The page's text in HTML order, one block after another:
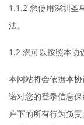
1.1.2 您使用深圳圣
法。
1.2 您可以按照本协
本网站将会依据本
诺对您的登录信息
户下的所有行为负